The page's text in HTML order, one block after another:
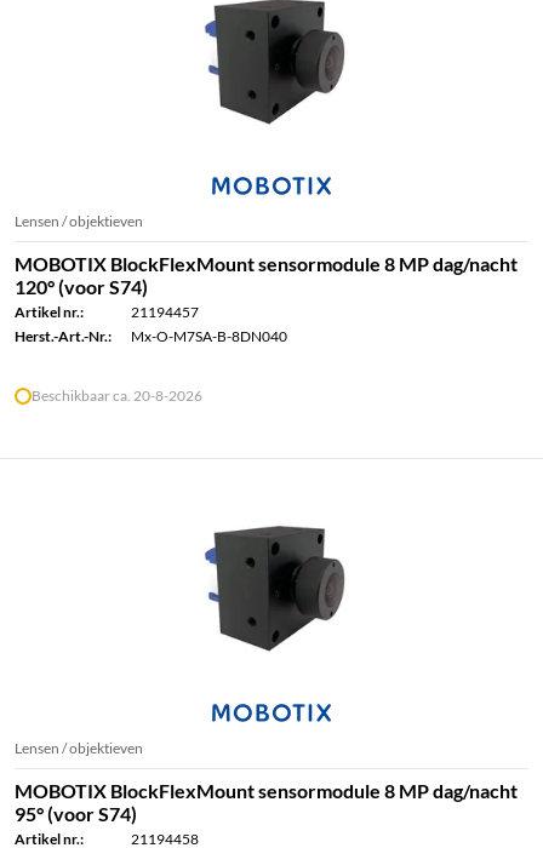
Lensen / objektieven
MOBOTIX BlockFlexMount sensormodule 8 MP dag/nacht
120° (voor S74)
Artikel nr.:
21194457
Herst.-Art.-Nr.:
Mx-O-M7SA-B-8DN040
Beschikbaar ca. 20-8-2026
Lensen / objektieven
MOBOTIX BlockFlexMount sensormodule 8 MP dag/nacht
95° (voor S74)
Artikel nr.: 21194458